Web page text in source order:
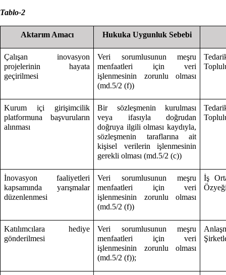
Tablo-2
Aktarım Amacı Hukuka Uygunluk Sebebi
Çalışan inovasyon
projelerinin hayata
geçirilmesi
Veri sorumlusunun meşru
menfaatleri için veri
işlenmesinin zorunlu olması
(md.5/2 (f))
Kurum içi girişimcilik
platformuna başvuruların
alınması
Bir sözleşmenin kurulması
veya ifasıyla doğrudan
doğruya ilgili olması kaydıyla,
sözleşmenin taraflarına ait
kişisel verilerin işlenmesinin
gerekli olması (md.5/2 (c))
İnovasyon faaliyetleri
kapsamında yarışmalar
düzenlenmesi
Veri sorumlusunun meşru
menfaatleri için veri
işlenmesinin zorunlu olması
(md.5/2 (f))
İş
Katılımcılara hediye
gönderilmesi
Veri sorumlusunun meşru
menfaatleri için veri
işlenmesinin zorunlu olması
(md.5/2 (f));